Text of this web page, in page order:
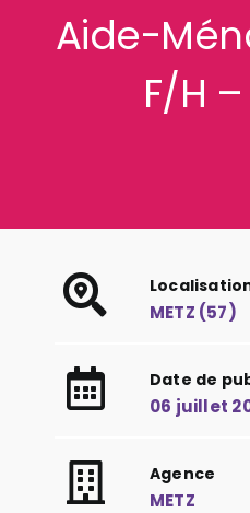
Aide-
F/H –
METZ (57)
Date de
06 juillet
Agence
METZ